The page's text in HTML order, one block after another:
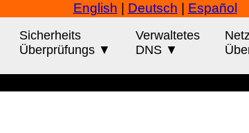
English Deutsch Español
Sicherheits
Überprüfungs ▼
Verwaltetes
DNS ▼